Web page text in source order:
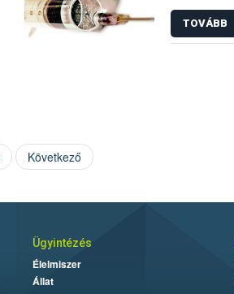
állatokon
TOVÁBB
Következő
Ügyintézés
Élelmiszer
Állat